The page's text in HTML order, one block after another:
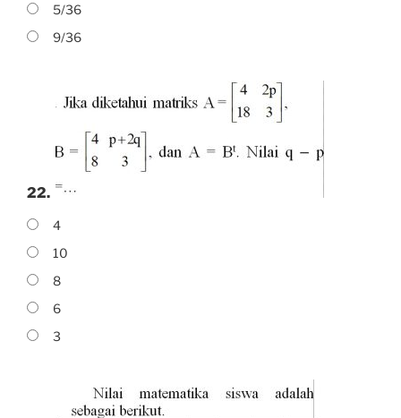
5/36
9/36
22.
4
10
8
6
3